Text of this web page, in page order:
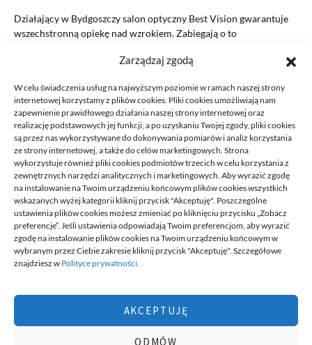
Zarządzaj zgodą
W celu świadczenia usług na najwyższym poziomie w ramach naszej strony
internetowej korzystamy z plików cookies. Pliki cookies umożliwiają nam
zapewnienie prawidłowego działania naszej strony internetowej oraz
realizację podstawowych jej funkcji, a po uzyskaniu Twojej zgody, pliki cookies
są przez nas wykorzystywane do dokonywania pomiarów i analiz korzystania
ze strony internetowej, a także do celów marketingowych. Strona
wykorzystuje również pliki cookies podmiotów trzecich w celu korzystania z
zewnętrznych narzędzi analitycznych i marketingowych. Aby wyrazić zgodę
na instalowanie na Twoim urządzeniu końcowym plików cookies wszystkich
wskazanych wyżej kategorii kliknij przycisk "Akceptuję". Poszczególne
ustawienia plików cookies możesz zmieniać po kliknięciu przycisku „Zobacz
preferencje”. Jeśli ustawienia odpowiadają Twoim preferencjom, aby wyrazić
zgodę na instalowanie plików cookies na Twoim urządzeniu końcowym w
wybranym przez Ciebie zakresie kliknij przycisk "Akceptuję". Szczegółowe
znajdziesz w Polityce prywatności.
AKCEPTUJĘ
ODMÓW
Działający w Bydgoszczy salon optyczny Best Vision gwarantuje
wszechstronną opiekę nad wzrokiem. Zabiegają o to
READ MORE
DECA /
Deca
to miejsce stworzone dla ludzi takich jak ty, miejsce, gdzie
możesz znaleźć wiele ciekawych informacji, na różne tematy,
informacji podzielonych na tematyczne kategorie. Dołącz do naszej
innymi ten serwis.
Chcesz do nas dołączyć, pisać teksty i dzielić się swoją wiedzą?